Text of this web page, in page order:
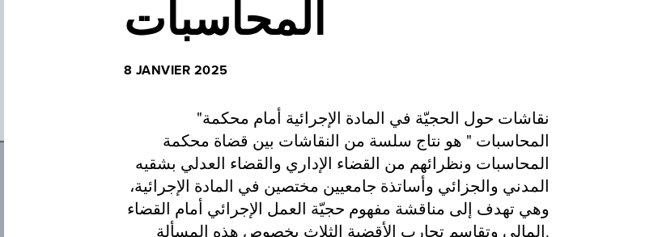
المحاسبات
8 JANVIER 2025
"نقاشات حول الحجيّة في المادة الإجرائية أمام محكمة
المحاسبات " هو نتاج سلسة من النقاشات بين قضاة محكمة
المحاسبات ونظرائهم من القضاء الإداري والقضاء العدلي بشقيه
المدني والجزائي وأساتذة جامعيين مختصين في المادة الإجرائية،
وهي تهدف إلى مناقشة مفهوم حجيّة العمل الإجرائي أمام القضاء
المالي وتقاسم تجارب الأقضية الثلاث بخصوص هذه المسألة.